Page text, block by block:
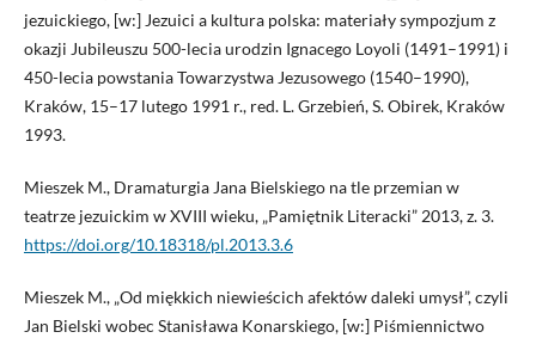
jezuickiego, [w:] Jezuici a kultura polska: materiały sympozjum z
okazji Jubileuszu 500-lecia urodzin Ignacego Loyoli (1491–1991) i
450-lecia powstania Towarzystwa Jezusowego (1540–1990),
Kraków, 15–17 lutego 1991 r., red. L. Grzebień, S. Obirek, Kraków
1993.
Mieszek M., Dramaturgia Jana Bielskiego na tle przemian w
teatrze jezuickim w XVIII wieku, „Pamiętnik Literacki” 2013, z. 3.
https://doi.org/10.18318/pl.2013.3.6
Mieszek M., „Od miękkich niewieścich afektów daleki umysł”, czyli
Jan Bielski wobec Stanisława Konarskiego, [w:] Piśmiennictwo